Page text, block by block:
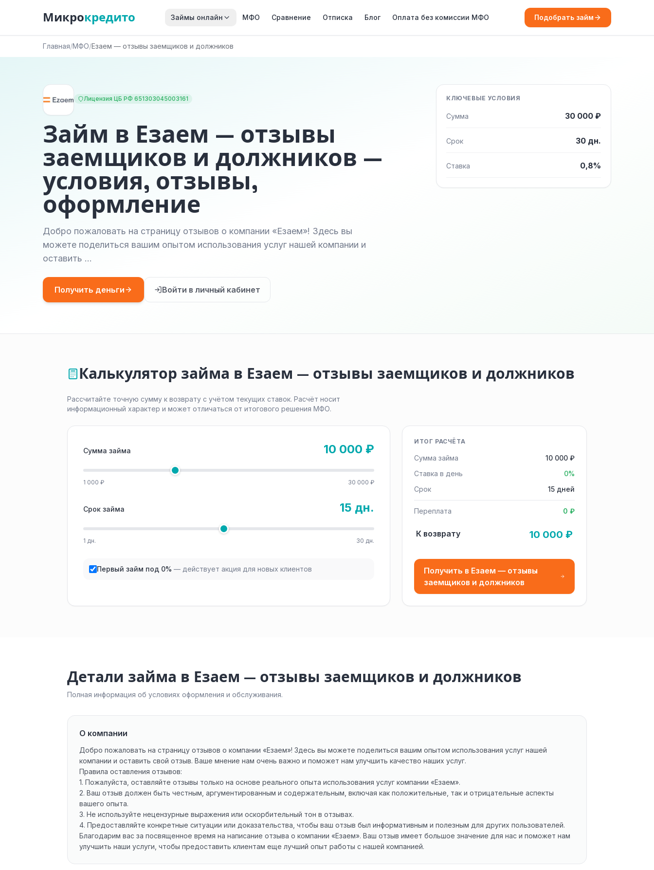
Микрокредито Займы онлайн МФО Сравнение Отписка Блог Оплата без комиссии МФО Подобрать займ
Главная/МФО/Езаем — отзывы заемщиков и должников
Лицензия ЦБ РФ 651303045003161
Займ в Езаем — отзывы
заемщиков и должников —
условия, отзывы,
оформление
Добро пожаловать на страницу отзывов о компании «Езаем»! Здесь вы
можете поделиться вашим опытом использования услуг нашей компании и
оставить …
Получить деньги Войти в личный кабинет
КЛЮЧЕВЫЕ УСЛОВИЯ
Сумма 30 000 ₽
Срок 30 дн.
Ставка 0,8%
Калькулятор займа в Езаем — отзывы заемщиков и должников
Рассчитайте точную сумму к возврату с учётом текущих ставок. Расчёт носит
информационный характер и может отличаться от итогового решения МФО.
Сумма займа 10 000 ₽
1 000 ₽ 30 000 ₽
Срок займа 15 дн.
1 дн. 30 дн.
Первый займ под 0% — действует акция для новых клиентов
ИТОГ РАСЧЁТА
Сумма займа
10 000 ₽
Ставка в день
0%
Срок
15 дней
Переплата 0 ₽
К возврату 10 000 ₽
Получить в Езаем — отзывы
заемщиков и должников
Детали займа в Езаем — отзывы заемщиков и должников
Полная информация об условиях оформления и обслуживания.
О компании
Добро пожаловать на страницу отзывов о компании «Езаем»! Здесь вы можете поделиться вашим опытом использования услуг нашей
компании и оставить свой отзыв. Ваше мнение нам очень важно и поможет нам улучшить качество наших услуг.
Правила оставления отзывов:
1. Пожалуйста, оставляйте отзывы только на основе реального опыта использования услуг компании «Езаем».
2. Ваш отзыв должен быть честным, аргументированным и содержательным, включая как положительные, так и отрицательные аспекты
вашего опыта.
3. Не используйте нецензурные выражения или оскорбительный тон в отзывах.
4. Предоставляйте конкретные ситуации или доказательства, чтобы ваш отзыв был информативным и полезным для других пользователей.
Благодарим вас за посвященное время на написание отзыва о компании «Езаем». Ваш отзыв имеет большое значение для нас и поможет нам
улучшить наши услуги, чтобы предоставить клиентам еще лучший опыт работы с нашей компанией.